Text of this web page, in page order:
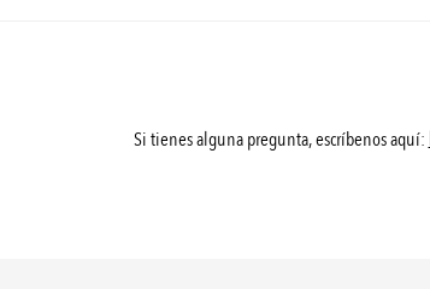
Si tienes alguna pregunta, escríbenos aquí: